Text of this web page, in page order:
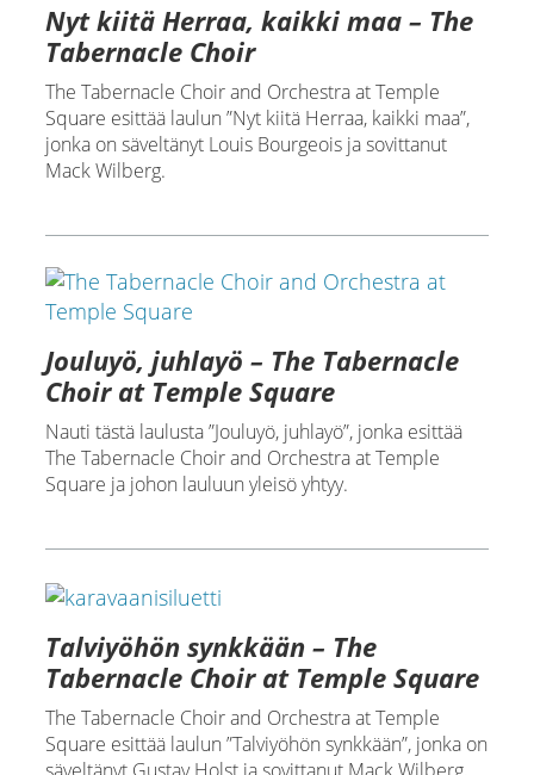
Nyt kiitä Herraa, kaikki maa – The
Tabernacle Choir
The Tabernacle Choir and Orchestra at Temple
Square esittää laulun ”Nyt kiitä Herraa, kaikki maa”,
jonka on säveltänyt Louis Bourgeois ja sovittanut
Mack Wilberg.
Jouluyö, juhlayö – The Tabernacle
Choir at Temple Square
Nauti tästä laulusta ”Jouluyö, juhlayö”, jonka esittää
The Tabernacle Choir and Orchestra at Temple
Square ja johon lauluun yleisö yhtyy.
Talviyöhön synkkään – The
Tabernacle Choir at Temple Square
The Tabernacle Choir and Orchestra at Temple
Square esittää laulun ”Talviyöhön synkkään”, jonka on
säveltänyt Gustav Holst ja sovittanut Mack Wilberg.